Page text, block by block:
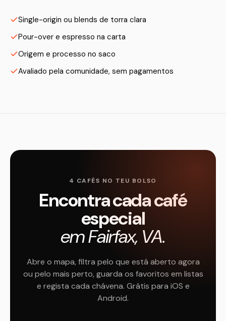
Single-origin ou blends de torra clara
Pour-over e espresso na carta
Origem e processo no saco
Avaliado pela comunidade, sem pagamentos
4 CAFÉS NO TEU BOLSO
Encontra cada café
especial
em Fairfax, VA.
Abre o mapa, filtra pelo que está aberto agora
ou pelo mais perto, guarda os favoritos em listas
e regista cada chávena. Grátis para iOS e
Android.